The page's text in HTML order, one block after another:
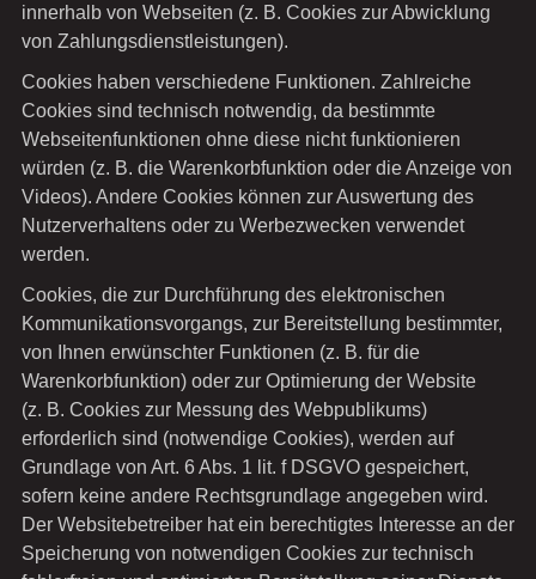
innerhalb von Webseiten (z. B. Cookies zur Abwicklung
von Zahlungsdienstleistungen).
Cookies haben verschiedene Funktionen. Zahlreiche
Cookies sind technisch notwendig, da bestimmte
Webseitenfunktionen ohne diese nicht funktionieren
würden (z. B. die Warenkorbfunktion oder die Anzeige von
Videos). Andere Cookies können zur Auswertung des
Nutzerverhaltens oder zu Werbezwecken verwendet
werden.
Cookies, die zur Durchführung des elektronischen
Kommunikationsvorgangs, zur Bereitstellung bestimmter,
von Ihnen erwünschter Funktionen (z. B. für die
Warenkorbfunktion) oder zur Optimierung der Website
(z. B. Cookies zur Messung des Webpublikums)
erforderlich sind (notwendige Cookies), werden auf
Grundlage von Art. 6 Abs. 1 lit. f DSGVO gespeichert,
sofern keine andere Rechtsgrundlage angegeben wird.
Der Websitebetreiber hat ein berechtigtes Interesse an der
Speicherung von notwendigen Cookies zur technisch